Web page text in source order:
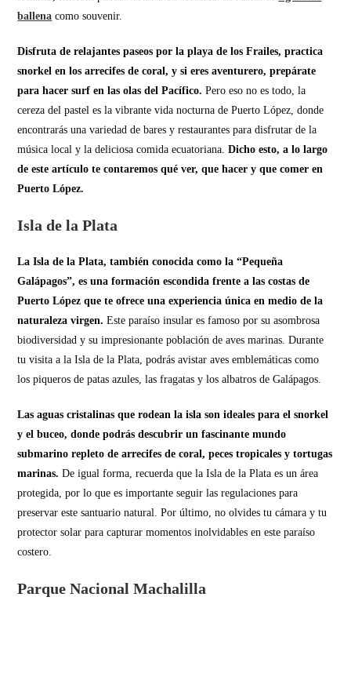
ballena como souvenir.
Disfruta de relajantes paseos por la playa de los Frailes, practica
snorkel en los arrecifes de coral, y si eres aventurero, prepárate
para hacer surf en las olas del Pacífico. Pero eso no es todo, la
cereza del pastel es la vibrante vida nocturna de Puerto López, donde
encontrarás una variedad de bares y restaurantes para disfrutar de la
música local y la deliciosa comida ecuatoriana.Dicho esto, a lo largo
de este artículo te contaremos qué ver, que hacer y que comer en
Puerto López.
Isla de la Plata
La Isla de la Plata, también conocida como la “Pequeña
Galápagos”, es una formación escondida frente a las costas de
Puerto López que te ofrece una experiencia única en medio de la
naturaleza virgen.Este paraíso insular es famoso por su asombrosa
biodiversidad y su impresionante población de aves marinas. Durante
tu visita a la Isla de la Plata, podrás avistar aves emblemáticas como
los piqueros de patas azules, las fragatas y los albatros de Galápagos.
Las aguas cristalinas que rodean la isla son ideales para el snorkel
y el buceo, donde podrás descubrir un fascinante mundo
submarino repleto de arrecifes de coral, peces tropicales y tortugas
marinas.De igual forma, recuerda que la Isla de la Plata es un área
protegida, por lo que es importante seguir las regulaciones para
preservar este santuario natural. Por último, no olvides tu cámara y tu
protector solar para capturar momentos inolvidables en este paraíso
costero.
Parque Nacional Machalilla